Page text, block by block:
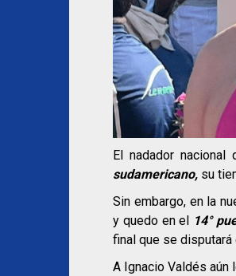
El nadador nacional
sudamericano, su
Sin embargo, en la
y quedo en el
14°
final que se
A Ignacio Valdés aún